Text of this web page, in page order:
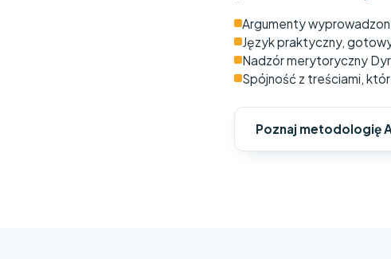
Argumenty
Język praktyczny,
Nadzór merytoryczny
Spójność z treściami,
Poznaj metodologię